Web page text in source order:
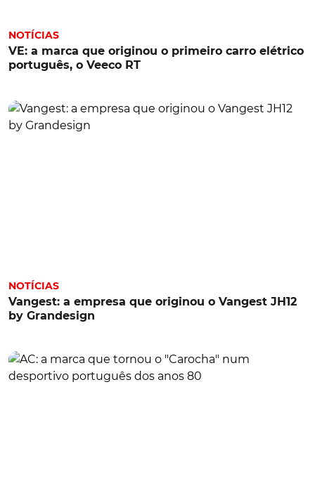
NOTÍCIAS
VE: a marca que originou o primeiro carro elétrico
português, o Veeco RT
NOTÍCIAS
Vangest: a empresa que originou o Vangest JH12
by Grandesign